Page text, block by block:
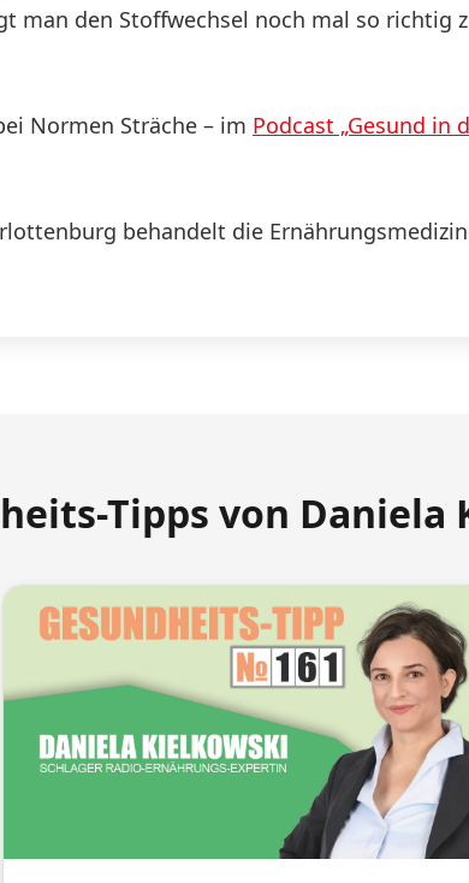
man den Stoffwechsel noch mal so richtig
Normen Sträche – im Podcast „Gesund in
behandelt die
Tipps von Daniela